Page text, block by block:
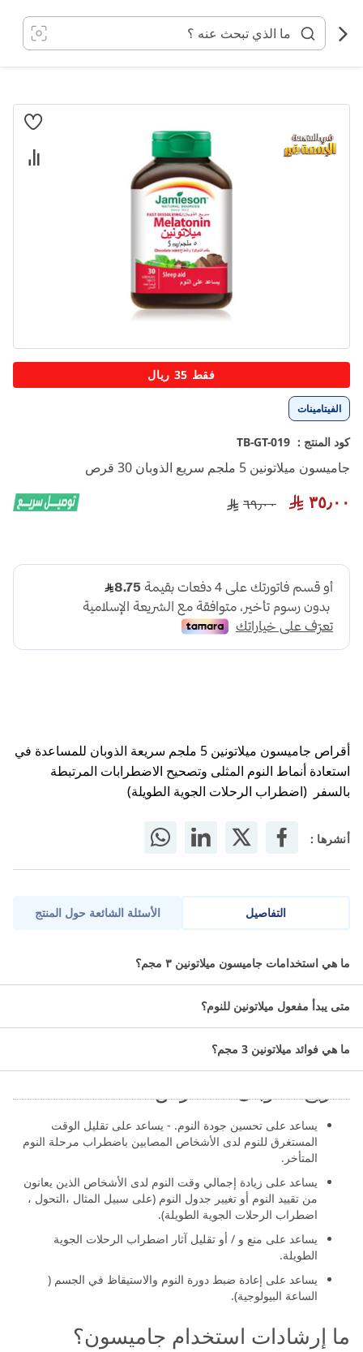
المحتوى
الفيتامينات
كود المنتج : TB-GT-019
جاميسون ميلاتونين 5 ملجم سريع الذوبان 30 قرص
٣٥٫٠٠ ٦٩٫٠٠
أقراص جاميسون ميلاتونين 5 ملجم سريعة الذوبان للمساعدة في
استعادة أنماط النوم المثلى وتصحيح الاضطرابات المرتبطة
بالسفر (اضطراب الرحلات الجوية الطويلة)
أنشرها :
انتقل
النهاية
معرض
تخطي
إلى
بداية
معرض
الصور
فقط 35 ريال
التفاصيل
صممت أقراص جاميسون ميلاتونين سريع الذوبان للمساعدة في استعادة
("اضطراب الرحلات الجوية الطويلة").
تتيح تقنية الذوبان السريع للصيغة لجسمك امتصاص المكونات الفعالة
بسرعة للعمل السريع والفعالية القصوى.
ما مميزات جاميسون ميلاتونين 5 ملجم
يساعد على تحسين جودة النوم. - يساعد على تقليل الوقت
المستغرق للنوم لدى الأشخاص المصابين باضطراب مرحلة النوم
المتأخر.
يساعد على زيادة إجمالي وقت النوم لدى الأشخاص الذين يعانون
من تقييد النوم أو تغيير جدول النوم (على سبيل المثال ،التحول ،
اضطراب الرحلات الجوية الطويلة).
يساعد على منع و / أو تقليل آثار اضطراب الرحلات الجوية
الطويلة.
يساعد على إعادة ضبط دورة النوم والاستيقاظ في الجسم (
الساعة البيولوجية).
ما إرشادات استخدام جاميسون؟
الأسئلة الشائعة حول المنتج
ما هي استخدامات جاميسون ميلاتونين ٣ مجم؟
متى يبدأ مفعول ميلاتونين للنوم؟
ما هي فوائد ميلاتونين 3 مجم؟